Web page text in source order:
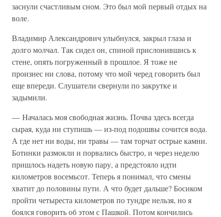
заснули счастливым сном. Это был мой первый отдых на
воле.
Владимир Александрович улыбнулся, закрыл глаза и
долго молчал. Так сидел он, спиной прислонившись к
стене, опять погруженный в прошлое. Я тоже не
произнес ни слова, потому что мой черед говорить был
еще впереди. Слушатели свернули по закрутке и
задымили.
— Началась моя свободная жизнь. Почва здесь всегда
сырая, куда ни ступишь — из-под подошвы сочится вода.
А где нет ни воды, ни травы — там торчат острые камни.
Ботинки размокли и порвались быстро, и через неделю
пришлось надеть новую пару, а предстояло идти
километров восемьсот. Теперь я понимал, что смены
хватит до половины пути. А что будет дальше? Босиком
пройти четыреста километров по тундре нельзя, но я
боялся говорить об этом с Пашкой. Потом кончились